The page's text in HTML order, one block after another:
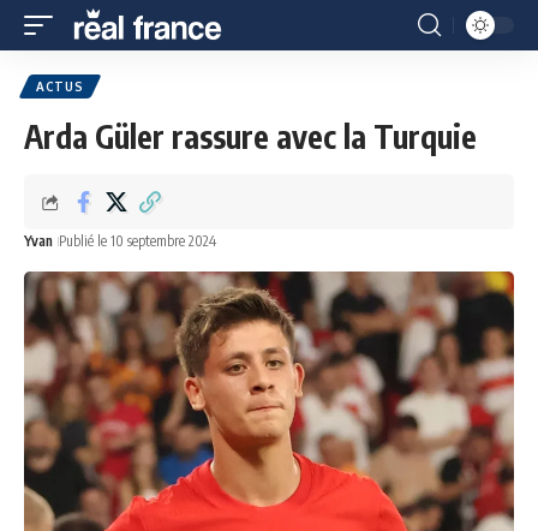
ACTUS
Arda Güler rassure avec la Turquie
Yvan Publié le 10 septembre 2024